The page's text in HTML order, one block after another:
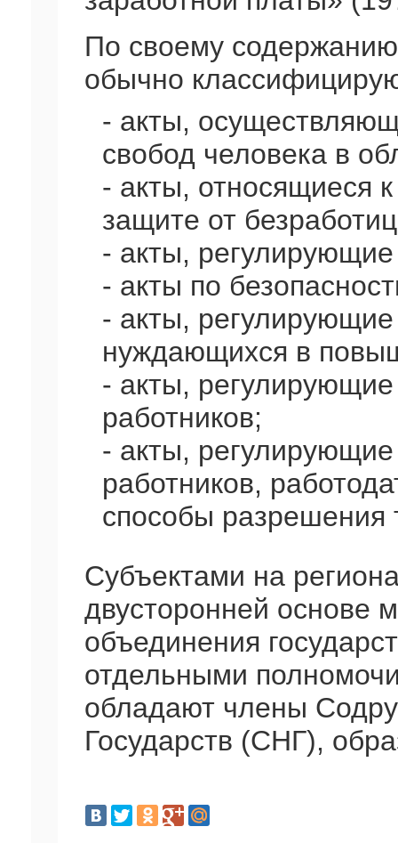
По своему
обычно
- акты,
свобод человека в
- акты, относящиеся
защите от
- акты,
- акты по
- акты, регулирующие
нуждающихся в
- акты, регулирующие
работников;
- акты, регулирующие
работников,
способы разрешения
Субъектами на
двусторонней основе
объединения
отдельными
обладают члены
Государств (СНГ),